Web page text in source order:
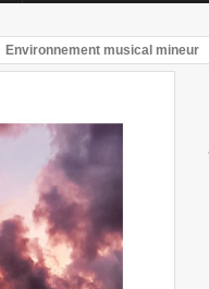
Environnement musical mineur